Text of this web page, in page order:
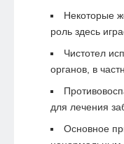
Некоторые
роль здесь
Чистотел
органов, в
для лечения
Основное